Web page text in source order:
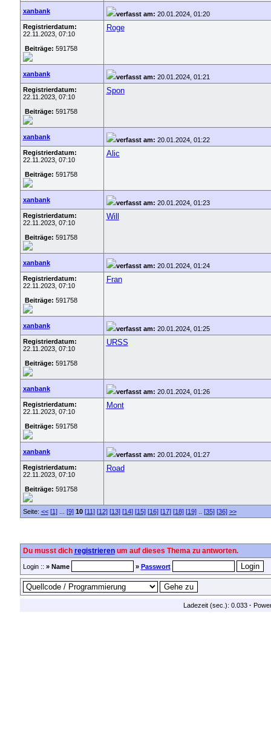
xanbank verfasst am: 20.01.2024, 01:20
Registrierdatum:
22.11.2023, 07:10
Beiträge: 591758
Roge
xanbank verfasst am: 20.01.2024, 01:21
Registrierdatum:
22.11.2023, 07:10
Beiträge: 591758
Spon
xanbank verfasst am: 20.01.2024, 01:22
Registrierdatum:
22.11.2023, 07:10
Beiträge: 591758
Alic
xanbank verfasst am: 20.01.2024, 01:23
Registrierdatum:
22.11.2023, 07:10
Beiträge: 591758
Will
xanbank verfasst am: 20.01.2024, 01:24
Registrierdatum:
22.11.2023, 07:10
Beiträge: 591758
Fran
xanbank verfasst am: 20.01.2024, 01:25
Registrierdatum:
22.11.2023, 07:10
Beiträge: 591758
URSS
xanbank verfasst am: 20.01.2024, 01:26
Registrierdatum:
22.11.2023, 07:10
Beiträge: 591758
Mont
xanbank verfasst am: 20.01.2024, 01:27
Registrierdatum:
22.11.2023, 07:10
Beiträge: 591758
Road
Seite: << [1]... [9] 10 [11] [12] [13] [14] [15] [16] [17] [18] [19].. [35] [36] >>
Du musst dich registrierenum auf dieses Thema zu antworten.
Login :: » Name » Passwort
Ladezeit (sec.): 0.033 ·